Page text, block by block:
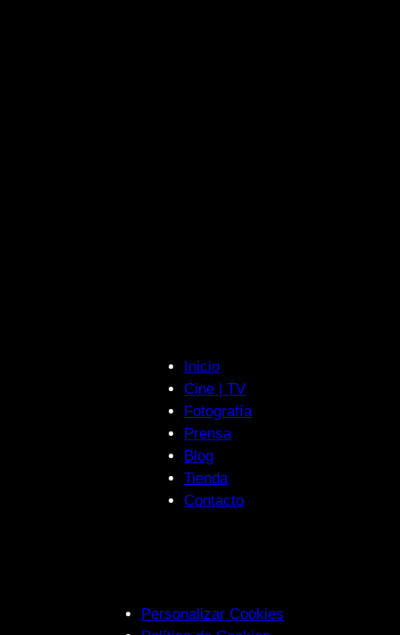
Inicio
Cine | TV
Fotografía
Prensa
Blog
Tienda
Contacto
Personalizar Cookies